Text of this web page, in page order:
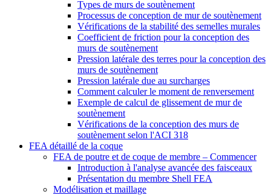
Types de murs de soutènement
Processus de conception de mur de soutènement
Vérifications de la stabilité des semelles murales
Coefficient de friction pour la conception des
murs de soutènement
Pression latérale des terres pour la conception des
murs de soutènement
Pression latérale due au surcharges
Comment calculer le moment de renversement
Exemple de calcul de glissement de mur de
soutènement
Vérifications de la conception des murs de
soutènement selon l'ACI 318
FEA détaillé de la coque
FEA de poutre et de coque de membre – Commencer
Introduction à l'analyse avancée des faisceaux
Présentation du membre Shell FEA
Modélisation et maillage